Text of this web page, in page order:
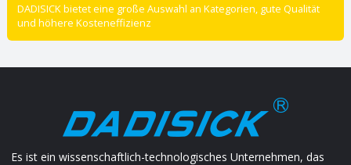
DADISICK bietet eine große Auswahl an Kategorien, gute Qualität
und höhere Kosteneffizienz
Es ist ein wissenschaftlich-technologisches Unternehmen, das